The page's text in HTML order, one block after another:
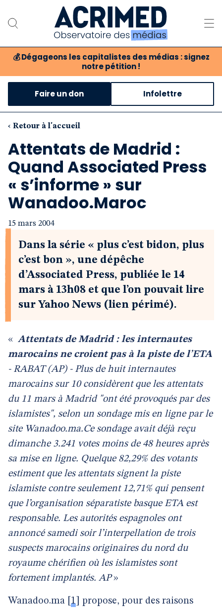
💰 Dégageons les capitalistes des médias : signez
notre pétition !
Notre association
Notre critique des médias
Nos propositions
Notre revue
Boutique
Faire un don Infolettre
‹ Retour à l'accueil
Attentats de Madrid :
Quand Associated Press
« s’informe » sur
Wanadoo.Maroc
15 mars 2004
Dans la série « plus c’est bidon, plus
c’est bon », une dépêche
d’Associated Press, publiée le 14
mars à 13h08 et que l’on pouvait lire
sur Yahoo News (lien périmé).
« Attentats de Madrid : les internautes
marocains ne croient pas à la piste de l’ETA
- RABAT (AP) - Plus de huit internautes
marocains sur 10 considèrent que les attentats
du 11 mars à Madrid "ont été provoqués par des
islamistes", selon un sondage mis en ligne par le
site Wanadoo.ma.Ce sondage avait déjà reçu
dimanche 3.241 votes moins de 48 heures après
sa mise en ligne. Quelque 82,29% des votants
estiment que les attentats signent la piste
islamiste contre seulement 12,71% qui pensent
que l’organisation séparatiste basque ETA est
responsable. Les autorités espagnoles ont
annoncé samedi soir l’interpellation de trois
suspects marocains originaires du nord du
royaume chérifien où les islamistes sont
fortement implantés. AP»
Wanadoo.ma 1
propose, pour des raisons